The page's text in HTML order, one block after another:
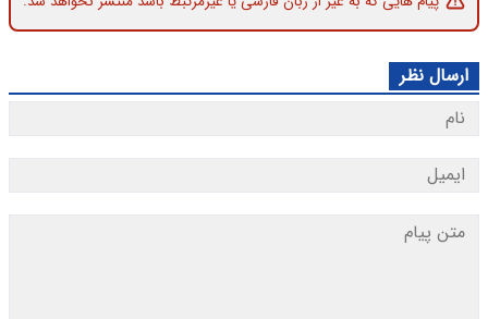
ارسال نظر